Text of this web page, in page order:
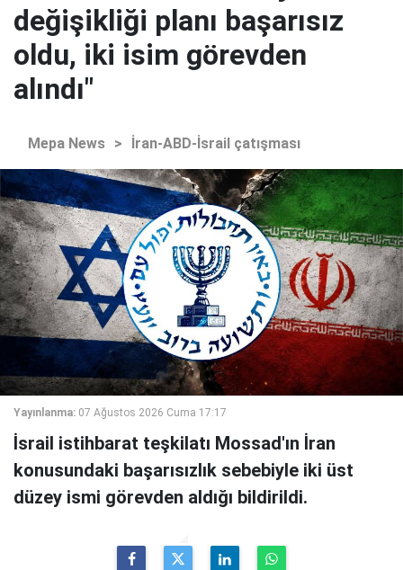
değişikliği planı başarısız
oldu, iki isim görevden
alındı"
Mepa News > İran-ABD-İsrail çatışması
Yayınlanma: 07 Ağustos 2026 Cuma 17:17
İsrail istihbarat teşkilatı Mossad'ın İran
konusundaki başarısızlık sebebiyle iki üst
düzey ismi görevden aldığı bildirildi.